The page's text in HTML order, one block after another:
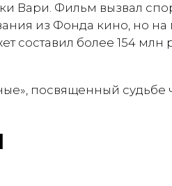
Вари. Фильм вызвал
из Фонда кино, но
составил более 154 млн
посвященный судьбе